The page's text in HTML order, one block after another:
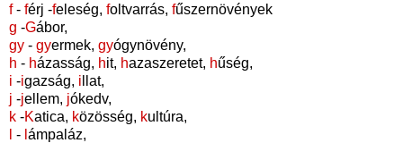
f- férj -feleség, foltvarrás, fűszernövények
g -Gábor,
gy - gyermek, gyógynövény,
h - házasság, hit, hazaszeretet, hűség,
i -igazság, i llat,
j -jellem, jókedv,
k -Katica, közösség, kultúra,
- ámpaláz,